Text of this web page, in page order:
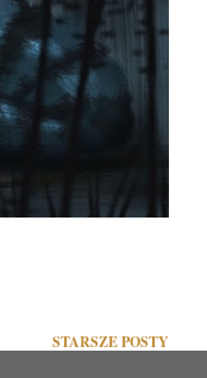
STARSZE POSTY